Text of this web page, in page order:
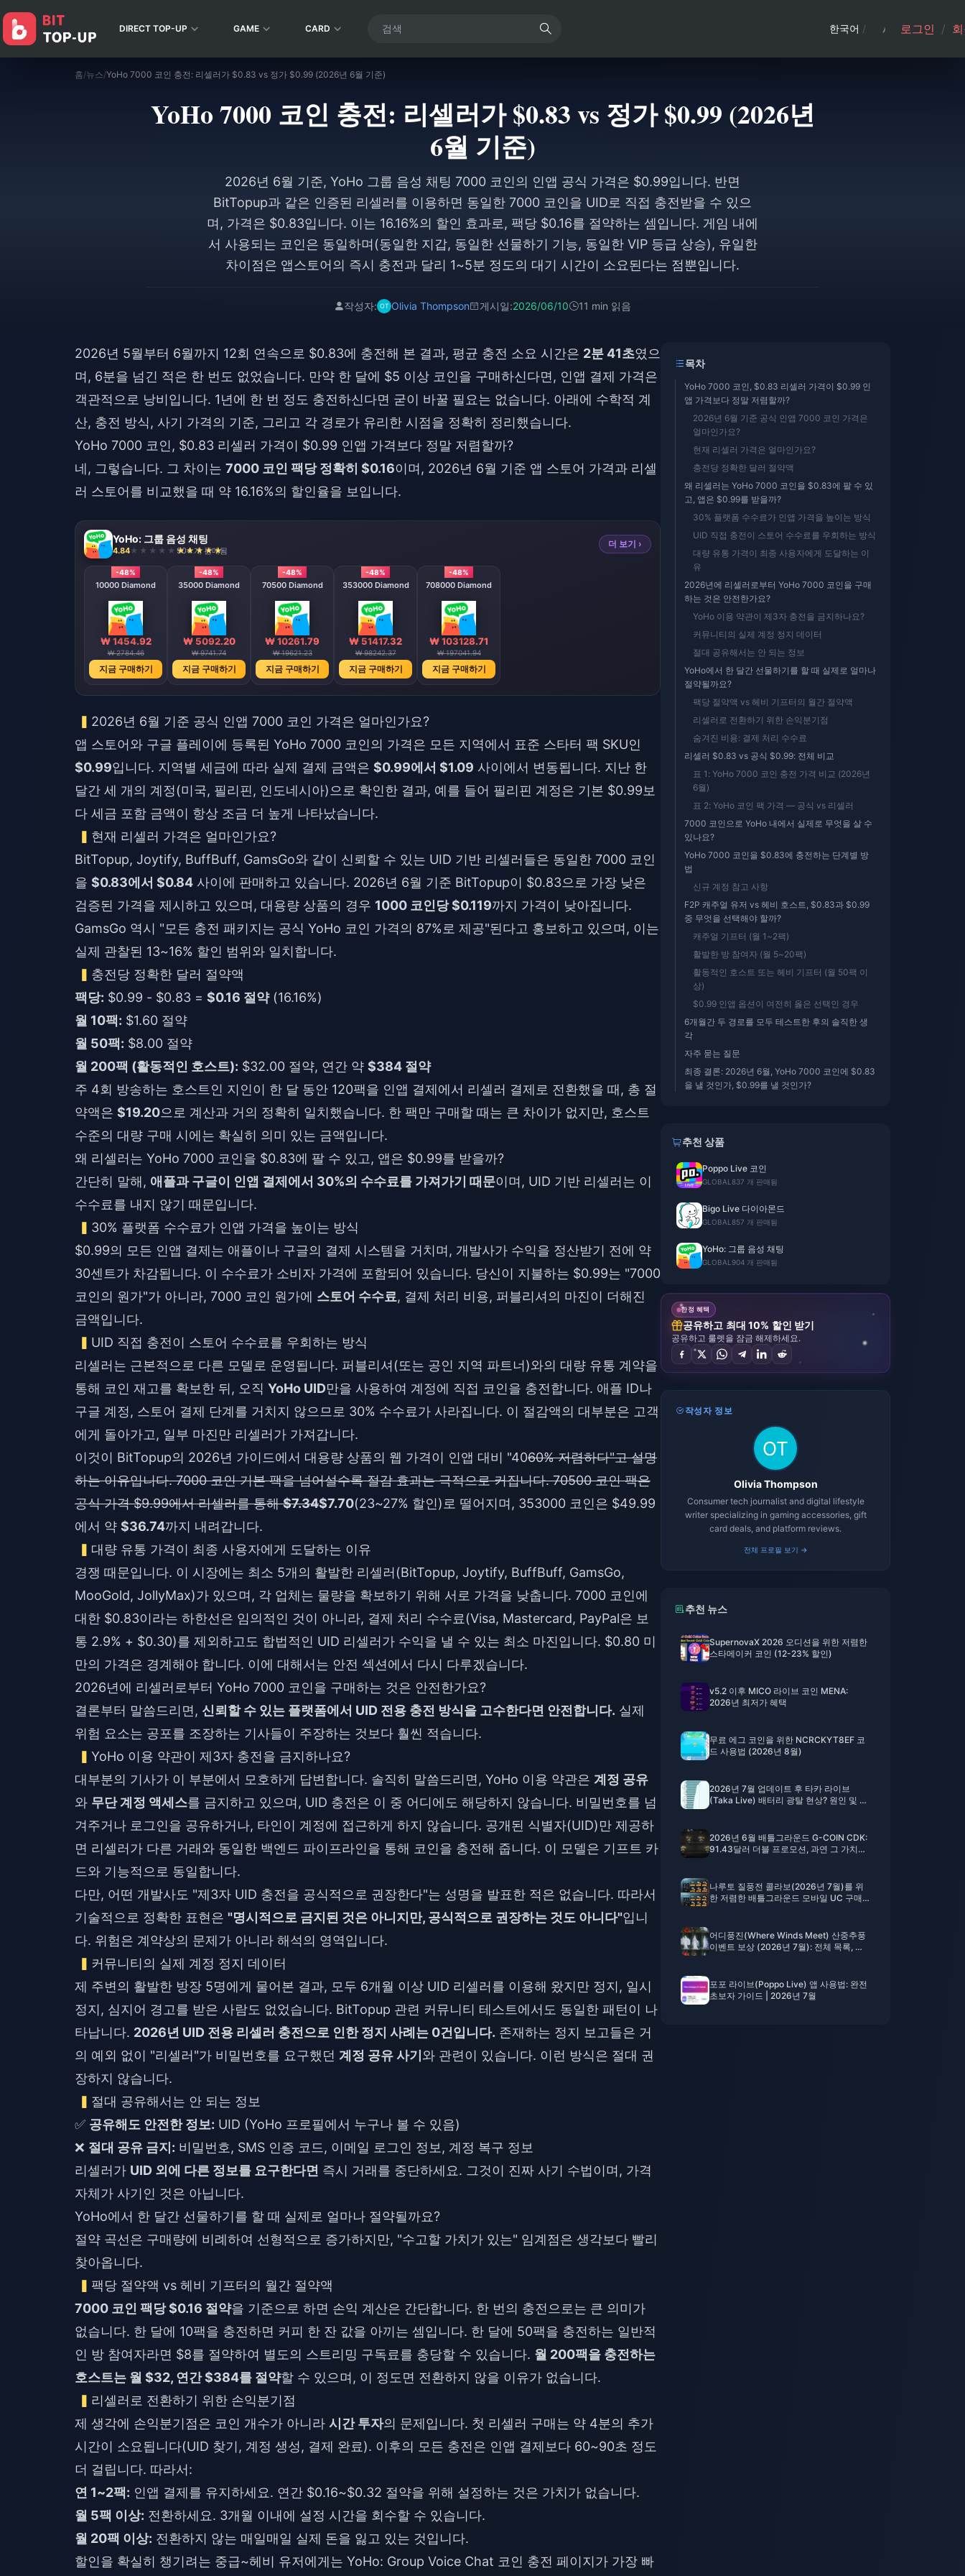
DIRECT TOP-UP GAME CARD 한국어 / 로그인 /
홈/뉴스/YoHo 7000 코인 충전: 리셀러가 $0.83 vs 정가 $0.99 (2026년 6월 기준)
YoHo 7000 코인 충전: 리셀러가 $0.83 vs 정가 $0.99 (2026년
6월 기준)
2026년 6월 기준, YoHo 그룹 음성 채팅 7000 코인의 인앱 공식 가격은 $0.99입니다. 반면
BitTopup과 같은 인증된 리셀러를 이용하면 동일한 7000 코인을 UID로 직접 충전받을 수 있으
며, 가격은 $0.83입니다. 이는 16.16%의 할인 효과로, 팩당 $0.16를 절약하는 셈입니다. 게임 내에
서 사용되는 코인은 동일하며(동일한 지갑, 동일한 선물하기 기능, 동일한 VIP 등급 상승), 유일한
차이점은 앱스토어의 즉시 충전과 달리 1~5분 정도의 대기 시간이 소요된다는 점뿐입니다.
작성자: Olivia Thompson 게시일:2026/06/10 11 min 읽음
2026년 5월부터 6월까지 12회 연속으로 $0.83에 충전해 본 결과, 평균 충전 소요 시간은 2분 41초였으
며, 6분을 넘긴 적은 한 번도 없었습니다. 만약 한 달에 $5 이상 코인을 구매하신다면, 인앱 결제 가격은
객관적으로 낭비입니다. 1년에 한 번 정도 충전하신다면 굳이 바꿀 필요는 없습니다. 아래에 수학적 계
산, 충전 방식, 사기 가격의 기준, 그리고 각 경로가 유리한 시점을 정확히 정리했습니다.
YoHo 7000 코인, $0.83 리셀러 가격이 $0.99 인앱 가격보다 정말 저렴할까?
네, 그렇습니다. 그 차이는 7000 코인 팩당 정확히 $0.16이며, 2026년 6월 기준 앱 스토어 가격과 리셀
러 스토어를 비교했을 때 약 16.16%의 할인율을 보입니다.
YoHo: 그룹 음성 채팅
4.84 904 개 판매됨
더 보기 ›
-48%
10000 Diamond
₩ 1454.92
₩ 2784.46
지금 구매하기
-48%
35000 Diamond
₩ 5092.20
₩ 9741.74
지금 구매하기
-48%
70500 Diamond
₩ 10261.79
₩ 19621.23
지금 구매하기
-48%
353000 Diamond
₩ 51417.32
₩ 98242.37
지금 구매하기
-48%
708000 Diamond
₩ 103128.71
₩ 197041.94
지금 구매하기
2026년 6월 기준 공식 인앱 7000 코인 가격은 얼마인가요?
앱 스토어와 구글 플레이에 등록된 YoHo 7000 코인의 가격은 모든 지역에서 표준 스타터 팩 SKU인
$0.99입니다. 지역별 세금에 따라 실제 결제 금액은 $0.99에서 $1.09 사이에서 변동됩니다. 지난 한
달간 세 개의 계정(미국, 필리핀, 인도네시아)으로 확인한 결과, 예를 들어 필리핀 계정은 기본 $0.99보
다 세금 포함 금액이 항상 조금 더 높게 나타났습니다.
현재 리셀러 가격은 얼마인가요?
BitTopup, Joytify, BuffBuff, GamsGo와 같이 신뢰할 수 있는 UID 기반 리셀러들은 동일한 7000 코인
을 $0.83에서 $0.84 사이에 판매하고 있습니다. 2026년 6월 기준 BitTopup이 $0.83으로 가장 낮은
검증된 가격을 제시하고 있으며, 대용량 상품의 경우 1000 코인당 $0.119까지 가격이 낮아집니다.
GamsGo 역시 "모든 충전 패키지는 공식 YoHo 코인 가격의 87%로 제공"된다고 홍보하고 있으며, 이는
실제 관찰된 13~16% 할인 범위와 일치합니다.
충전당 정확한 달러 절약액
팩당: $0.99 - $0.83 = $0.16 절약(16.16%)
월 10팩: $1.60 절약
월 50팩: $8.00 절약
월 200팩 (활동적인 호스트): $32.00 절약, 연간 약 $384 절약
주 4회 방송하는 호스트인 지인이 한 달 동안 120팩을 인앱 결제에서 리셀러 결제로 전환했을 때, 총 절
약액은 $19.20으로 계산과 거의 정확히 일치했습니다. 한 팩만 구매할 때는 큰 차이가 없지만, 호스트
수준의 대량 구매 시에는 확실히 의미 있는 금액입니다.
왜 리셀러는 YoHo 7000 코인을 $0.83에 팔 수 있고, 앱은 $0.99를 받을까?
간단히 말해, 애플과 구글이 인앱 결제에서 30%의 수수료를 가져가기 때문이며, UID 기반 리셀러는 이
수수료를 내지 않기 때문입니다.
30% 플랫폼 수수료가 인앱 가격을 높이는 방식
$0.99의 모든 인앱 결제는 애플이나 구글의 결제 시스템을 거치며, 개발사가 수익을 정산받기 전에 약
30센트가 차감됩니다. 이 수수료가 소비자 가격에 포함되어 있습니다. 당신이 지불하는 $0.99는 "7000
코인의 원가"가 아니라, 7000 코인 원가에 스토어 수수료, 결제 처리 비용, 퍼블리셔의 마진이 더해진
금액입니다.
UID 직접 충전이 스토어 수수료를 우회하는 방식
리셀러는 근본적으로 다른 모델로 운영됩니다. 퍼블리셔(또는 공인 지역 파트너)와의 대량 유통 계약을
통해 코인 재고를 확보한 뒤, 오직 YoHo UID만을 사용하여 계정에 직접 코인을 충전합니다. 애플 ID나
구글 계정, 스토어 결제 단계를 거치지 않으므로 30% 수수료가 사라집니다. 이 절감액의 대부분은 고객
에게 돌아가고, 일부 마진만 리셀러가 가져갑니다.
이것이 BitTopup의 2026년 가이드에서 대용량 상품의 웹 가격이 인앱 대비 "4060% 저렴하다"고 설명
하는 이유입니다. 7000 코인 기본 팩을 넘어설수록 절감 효과는 극적으로 커집니다. 70500 코인 팩은
공식 가격 $9.99에서 리셀러를 통해$7.34$7.70(23~27% 할인)로 떨어지며, 353000 코인은 $49.99
에서 약 $36.74까지 내려갑니다.
대량 유통 가격이 최종 사용자에게 도달하는 이유
경쟁 때문입니다. 이 시장에는 최소 5개의 활발한 리셀러(BitTopup, Joytify, BuffBuff, GamsGo,
MooGold, JollyMax)가 있으며, 각 업체는 물량을 확보하기 위해 서로 가격을 낮춥니다. 7000 코인에
대한 $0.83이라는 하한선은 임의적인 것이 아니라, 결제 처리 수수료(Visa, Mastercard, PayPal은 보
통 2.9% + $0.30)를 제외하고도 합법적인 UID 리셀러가 수익을 낼 수 있는 최소 마진입니다. $0.80 미
만의 가격은 경계해야 합니다. 이에 대해서는 안전 섹션에서 다시 다루겠습니다.
2026년에 리셀러로부터 YoHo 7000 코인을 구매하는 것은 안전한가요?
결론부터 말씀드리면, 신뢰할 수 있는 플랫폼에서 UID 전용 충전 방식을 고수한다면 안전합니다. 실제
위험 요소는 공포를 조장하는 기사들이 주장하는 것보다 훨씬 적습니다.
YoHo 이용 약관이 제3자 충전을 금지하나요?
대부분의 기사가 이 부분에서 모호하게 답변합니다. 솔직히 말씀드리면, YoHo 이용 약관은 계정 공유
와 무단 계정 액세스를 금지하고 있으며, UID 충전은 이 중 어디에도 해당하지 않습니다. 비밀번호를 넘
겨주거나 로그인을 공유하거나, 타인이 계정에 접근하게 하지 않습니다. 공개된 식별자(UID)만 제공하
면 리셀러가 다른 거래와 동일한 백엔드 파이프라인을 통해 코인을 충전해 줍니다. 이 모델은 기프트 카
드와 기능적으로 동일합니다.
다만, 어떤 개발사도 "제3자 UID 충전을 공식적으로 권장한다"는 성명을 발표한 적은 없습니다. 따라서
기술적으로 정확한 표현은 "명시적으로 금지된 것은 아니지만, 공식적으로 권장하는 것도 아니다"입니
다. 위험은 계약상의 문제가 아니라 해석의 영역입니다.
커뮤니티의 실제 계정 정지 데이터
제 주변의 활발한 방장 5명에게 물어본 결과, 모두 6개월 이상 UID 리셀러를 이용해 왔지만 정지, 일시
정지, 심지어 경고를 받은 사람도 없었습니다. BitTopup 관련 커뮤니티 테스트에서도 동일한 패턴이 나
타납니다. 2026년 UID 전용 리셀러 충전으로 인한 정지 사례는 0건입니다. 존재하는 정지 보고들은 거
의 예외 없이 "리셀러"가 비밀번호를 요구했던 계정 공유 사기 와 관련이 있습니다. 이런 방식은 절대 권
장하지 않습니다.
절대 공유해서는 안 되는 정보
✅ 공유해도 안전한 정보: UID (YoHo 프로필에서 누구나 볼 수 있음)
❌ 절대 공유 금지: 비밀번호, SMS 인증 코드, 이메일 로그인 정보, 계정 복구 정보
리셀러가 UID 외에 다른 정보를 요구한다면 즉시 거래를 중단하세요. 그것이 진짜 사기 수법이며, 가격
자체가 사기인 것은 아닙니다.
YoHo에서 한 달간 선물하기를 할 때 실제로 얼마나 절약될까요?
절약 곡선은 구매량에 비례하여 선형적으로 증가하지만, "수고할 가치가 있는" 임계점은 생각보다 빨리
찾아옵니다.
팩당 절약액 vs 헤비 기프터의 월간 절약액
7000 코인 팩당 $0.16 절약을 기준으로 하면 손익 계산은 간단합니다. 한 번의 충전으로는 큰 의미가
없습니다. 한 달에 10팩을 충전하면 커피 한 잔 값을 아끼는 셈입니다. 한 달에 50팩을 충전하는 일반적
인 방 참여자라면 $8를 절약하여 별도의 스트리밍 구독료를 충당할 수 있습니다. 월 200팩을 충전하는
호스트는 월 $32, 연간 $384를 절약할 수 있으며, 이 정도면 전환하지 않을 이유가 없습니다.
리셀러로 전환하기 위한 손익분기점
제 생각에 손익분기점은 코인 개수가 아니라 시간 투자의 문제입니다. 첫 리셀러 구매는 약 4분의 추가
시간이 소요됩니다(UID 찾기, 계정 생성, 결제 완료). 이후의 모든 충전은 인앱 결제보다 60~90초 정도
더 걸립니다. 따라서:
연 1~2팩: 인앱 결제를 유지하세요. 연간 $0.16~$0.32 절약을 위해 설정하는 것은 가치가 없습니다.
월 5팩 이상: 전환하세요. 3개월 이내에 설정 시간을 회수할 수 있습니다.
월 20팩 이상: 전환하지 않는 매일매일 실제 돈을 잃고 있는 것입니다.
할인을 확실히 챙기려는 중급~헤비 유저에게는 YoHo: Group Voice Chat 코인 충전 페이지가 가장 빠
목차
YoHo 7000 코인, $0.83 리셀러 가격이 $0.99 인
앱 가격보다 정말 저렴할까?
2026년 6월 기준 공식 인앱 7000 코인 가격은
얼마인가요?
현재 리셀러 가격은 얼마인가요?
충전당 정확한 달러 절약액
왜 리셀러는 YoHo 7000 코인을 $0.83에 팔 수 있
고, 앱은 $0.99를 받을까?
30% 플랫폼 수수료가 인앱 가격을 높이는 방식
UID 직접 충전이 스토어 수수료를 우회하는 방식
대량 유통 가격이 최종 사용자에게 도달하는 이
유
2026년에 리셀러로부터 YoHo 7000 코인을 구매
하는 것은 안전한가요?
YoHo 이용 약관이 제3자 충전을 금지하나요?
커뮤니티의 실제 계정 정지 데이터
절대 공유해서는 안 되는 정보
YoHo에서 한 달간 선물하기를 할 때 실제로 얼마나
절약될까요?
팩당 절약액 vs 헤비 기프터의 월간 절약액
리셀러로 전환하기 위한 손익분기점
숨겨진 비용: 결제 처리 수수료
리셀러 $0.83 vs 공식 $0.99: 전체 비교
표 1: YoHo 7000 코인 충전 가격 비교 (2026년
6월)
표 2: YoHo 코인 팩 가격 — 공식 vs 리셀러
7000 코인으로 YoHo 내에서 실제로 무엇을 살 수
있나요?
YoHo 7000 코인을 $0.83에 충전하는 단계별 방
법
신규 계정 참고 사항
F2P 캐주얼 유저 vs 헤비 호스트, $0.83과 $0.99
중 무엇을 선택해야 할까?
캐주얼 기프터 (월 1~2팩)
활발한 방 참여자 (월 5~20팩)
활동적인 호스트 또는 헤비 기프터 (월 50팩 이
상)
$0.99 인앱 옵션이 여전히 옳은 선택인 경우
6개월간 두 경로를 모두 테스트한 후의 솔직한 생
각
자주 묻는 질문
최종 결론: 2026년 6월, YoHo 7000 코인에 $0.83
을 낼 것인가, $0.99를 낼 것인가?
추천 상품
Poppo Live 코인
GLOBAL 837 개 판매됨
Bigo Live 다이아몬드
GLOBAL 857 개 판매됨
YoHo: 그룹 음성 채팅
GLOBAL 904 개 판매됨
한정 혜택
공유하고 최대 10% 할인 받기
공유하고 룰렛을 잠금 해제하세요.
작성자 정보
Olivia Thompson
Consumer tech journalist and digital lifestyle
writer specializing in gaming accessories, gift
card deals, and platform reviews.
전체 프로필 보기 →
추천 뉴스
SupernovaX 2026 오디션을 위한 저렴한
스타메이커 코인 (12-23% 할인)
v5.2 이후 MICO 라이브 코인 MENA:
2026년 최저가 혜택
무료 에그 코인을 위한 NCRCKYT8EF 코
드 사용법 (2026년 8월)
2026년 7월 업데이트 후 타카 라이브
(Taka Live) 배터리 광탈 현상? 원인 및 해
2026년 6월 배틀그라운드 G-COIN CDK:
91.43달러 더블 프로모션, 과연 그 가치가
나루토 질풍전 콜라보(2026년 7월)를 위
한 저렴한 배틀그라운드 모바일 UC 구매
어디풍진(Where Winds Meet) 산중추풍
이벤트 보상 (2026년 7월): 전체 목록, 재
포포 라이브(Poppo Live) 앱 사용법: 완전
초보자 가이드 | 2026년 7월